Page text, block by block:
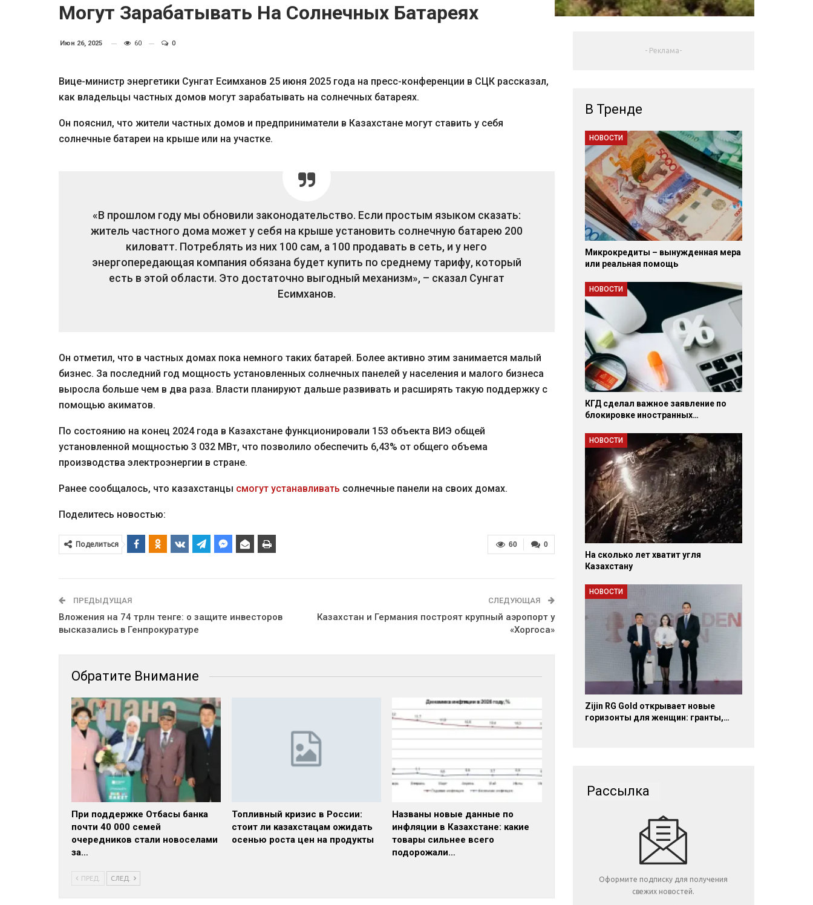
Могут Зарабатывать На Солнечных Батареях
Июн 26, 2025 60 0
Вице-министр энергетики Сунгат Есимханов 25 июня 2025 года на пресс-конференции в СЦК рассказал,
как владельцы частных домов могут зарабатывать на солнечных батареях.
Он пояснил, что жители частных домов и предприниматели в Казахстане могут ставить у себя
солнечные батареи на крыше или на участке.
«В прошлом году мы обновили законодательство. Если простым языком сказать:
житель частного дома может у себя на крыше установить солнечную батарею 200
киловатт. Потреблять из них 100 сам, а 100 продавать в сеть, и у него
энергопередающая компания обязана будет купить по среднему тарифу, который
есть в этой области. Это достаточно выгодный механизм», – сказал Сунгат
Есимханов.
Он отметил, что в частных домах пока немного таких батарей. Более активно этим занимается малый
бизнес. За последний год мощность установленных солнечных панелей у населения и малого бизнеса
выросла больше чем в два раза. Власти планируют дальше развивать и расширять такую поддержку с
помощью акиматов.
По состоянию на конец 2024 года в Казахстане функционировали 153 объекта ВИЭ общей
установленной мощностью 3 032 МВт, что позволило обеспечить 6,43% от общего объема
производства электроэнергии в стране.
Ранее сообщалось, что казахстанцы смогут устанавливать солнечные панели на своих домах.
Поделитесь новостью:
0
60
Поделиться
ПРЕДЫДУЩАЯ
Вложения на 74 трлн тенге: о защите инвесторов
высказались в Генпрокуратуре
СЛЕДУЮЩАЯ
Казахстан и Германия построят крупный аэропорт у
«Хоргоса»
Обратите Внимание
При поддержке Отбасы банка
почти 40 000 семей
очередников стали новоселами
за…
Топливный кризис в России:
стоит ли казахстацам ожидать
осенью роста цен на продукты
Названы новые данные по
инфляции в Казахстане: какие
товары сильнее всего
подорожали…
ПРЕД. СЛЕД.
- Реклама-
В Тренде
НОВОСТИ
Микрокредиты – вынужденная мера
или реальная помощь
НОВОСТИ
КГД сделал важное заявление по
блокировке иностранных…
НОВОСТИ
На сколько лет хватит угля
Казахстану
НОВОСТИ
Zijin RG Gold открывает новые
горизонты для женщин: гранты,…
Рассылка
Оформите подписку для получения
свежих новостей.